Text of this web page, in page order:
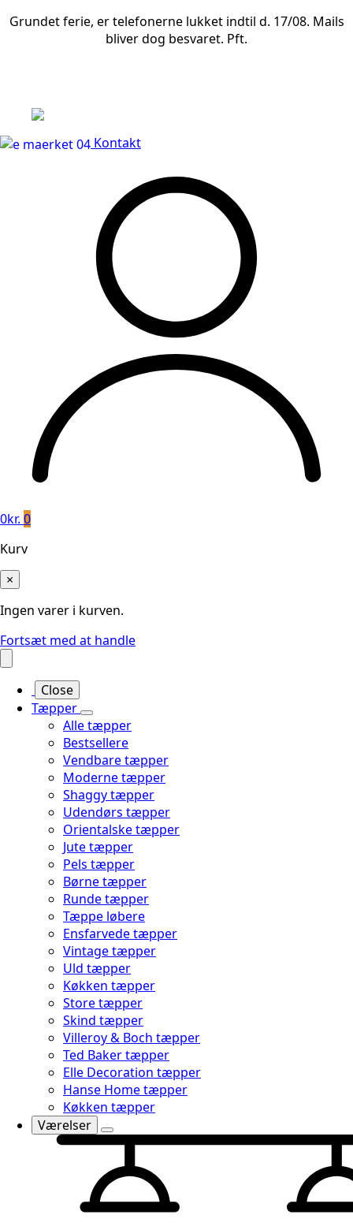
Grundet ferie, er telefonerne lukket indtil d. 17/08. Mails
bliver dog besvaret. Pft.
Kontakt
0kr. 0
Kurv
×
Ingen varer i kurven.
Fortsæt med at handle
Close
Tæpper
Alle tæpper
Bestsellere
Vendbare tæpper
Moderne tæpper
Shaggy tæpper
Udendørs tæpper
Orientalske tæpper
Jute tæpper
Pels tæpper
Børne tæpper
Runde tæpper
Tæppe løbere
Ensfarvede tæpper
Vintage tæpper
Uld tæpper
Køkken tæpper
Store tæpper
Skind tæpper
Villeroy & Boch tæpper
Ted Baker tæpper
Elle Decoration tæpper
Hanse Home tæpper
Køkken tæpper
Værelser